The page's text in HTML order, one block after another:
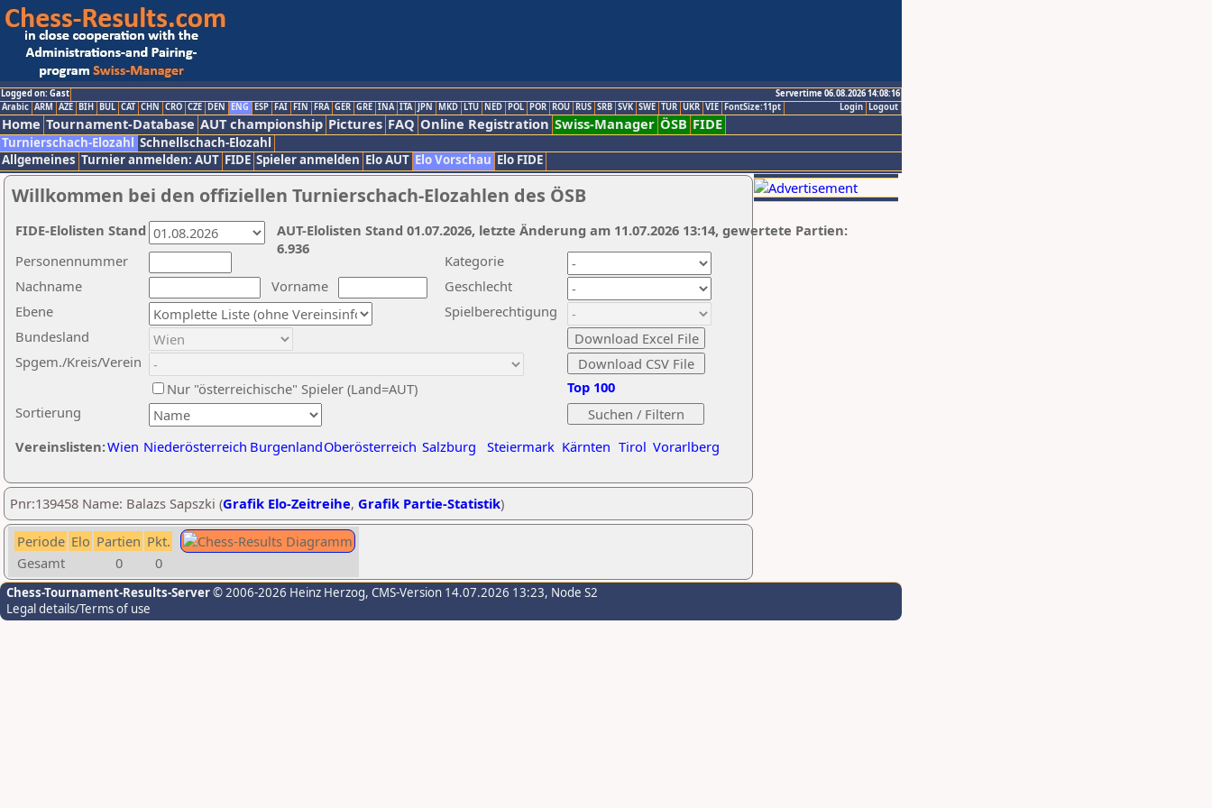
Logged on: Gast
Servertime 06.08.2026 14:08:16
Logout
Login
Arabic ARM AZE BIH BUL CAT CHN CRO CZE DEN ENG ESP FAI FIN FRA GER GRE INA ITA JPN MKD LTU NED POL POR ROU RUS SRB SVK SWE TUR UKR VIE FontSize:11pt
Home Tournament-Database AUT championship Pictures FAQ Online Registration Swiss-Manager ÖSB FIDE
Turnierschach-Elozahl Schnellschach-Elozahl
Allgemeines Turnier anmelden: AUT FIDE Spieler anmelden Elo AUT Elo Vorschau Elo FIDE
Willkommen bei den offiziellen Turnierschach-Elozahlen des ÖSB
Nachname
Vorname
Ebene
Kategorie
Sortierung
Personennummer
Bundesland
Spgem./Kreis/Verein
Geschlecht
Nur "österreichische" Spieler (Land=AUT)
Spielberechtigung
Vereinslisten:Wien Niederösterreich BurgenlandOberösterreich Salzburg Steiermark Kärnten Tirol Vorarlberg
Top 100
AUT-Elolisten Stand 01.07.2026, letzte Änderung am 11.07.2026 13:14, gewertete Partien:
6.936
FIDE-Elolisten Stand
Pnr:139458 Name: Balazs Sapszki (Grafik Elo-Zeitreihe, Grafik Partie-Statistik)
Periode Elo Partien Pkt.
Gesamt
0 0
Chess-Tournament-Results-Server© 2006-2026 Heinz Herzog, CMS-Version 14.07.2026 13:23, Node S2
Legal details/Terms of use